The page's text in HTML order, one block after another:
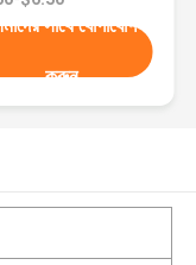
সাথে যোগাযোগ
করুন